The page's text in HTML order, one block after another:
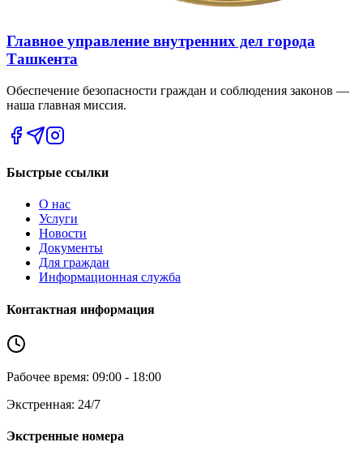
Главное управление внутренних дел города
Ташкента
Обеспечение безопасности граждан и соблюдения законов —
наша главная миссия.
Быстрые ссылки
О нас
Услуги
Новости
Документы
Для граждан
Информационная служба
Контактная информация
Рабочее время: 09:00 - 18:00
Экстренная: 24/7
Экстренные номера